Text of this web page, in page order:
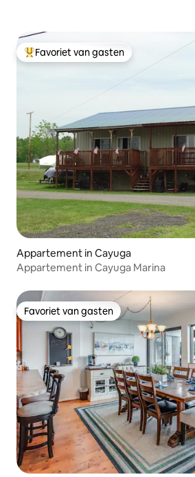
Topfavoriet van gasten
Favoriet van gasten
Appartement in Cayuga
Appartement in Cayuga Marina
Favoriet van gasten
Favoriet van gasten